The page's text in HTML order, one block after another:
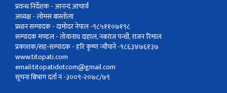
प्रवन्ध निर्देशक - आनन्द आचार्य
अध्यक्ष - लोमस बास्तोला
प्रधान सम्पादक - दामोदर नेपाल -९८५११०७१९८
सम्पादक मण्डल - तोयानाथ दाहाल, नबराज पन्थी, राजन रिमाल
प्रकाशक/सह-सम्पादक - हरि कृष्ण न्यौपाने -९८६३४७६१३७
www.titopati.com
email:titopatidotcom@gmail.com
सूचना बिभाग दर्ता नं -३००९-२०७८/७९